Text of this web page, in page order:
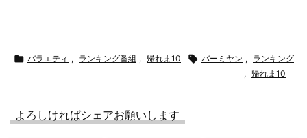
 バラエティ , ランキング番組 , 帰れま10  バーミヤン ,
ランキング
,
帰れま10
よろしければシェアお願いします